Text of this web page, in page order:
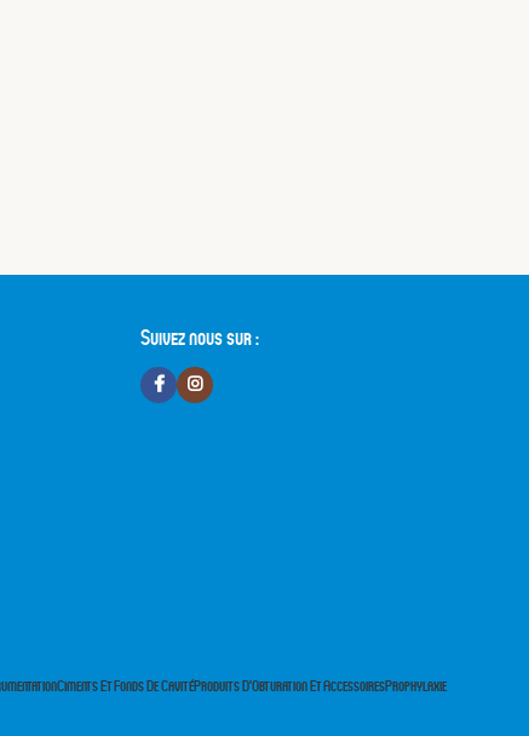
Suivez nous sur :
Ciments Et Fonds De CavitéProduits D’Obturation Et AccessoiresProphylaxie